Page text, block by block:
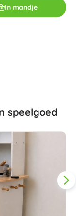
In mandje
speelgoed